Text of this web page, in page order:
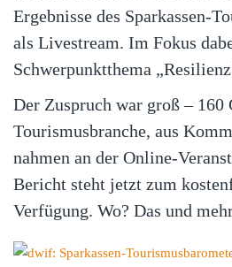
Ergebnisse des Sparkassen-
als Livestream. Im Fokus
Schwerpunktthema
Der Zuspruch war groß – 160
Tourismusbranche, aus
nahmen an der Online-
Bericht steht jetzt zum
Verfügung. Wo? Das und